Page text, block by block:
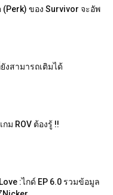
(Perk) ของ Survivor จะอัพ
งสามารถเติมได้
ม ROV ต้องรู้ !!
:ไกด์ EP 6.0 รวมข้อมูล